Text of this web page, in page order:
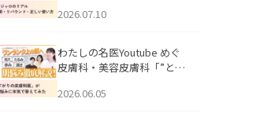
医師が明かす副作用・リバ
公開いたしました。
2026.07.10
わたしの名医Youtube めぐ
皮膚科・美容皮膚科「”とお
ッズの肌悩みに本気で答え
2026.06.05